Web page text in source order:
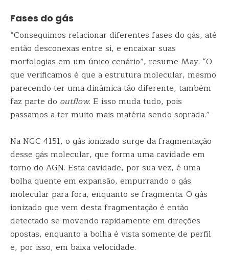
Fases do gás
“Conseguimos relacionar diferentes fases do gás, até
então desconexas entre si, e encaixar suas
morfologias em um único cenário”, resume May. “O
que verificamos é que a estrutura molecular, mesmo
parecendo ter uma dinâmica tão diferente, também
faz parte do outflow. E isso muda tudo, pois
passamos a ter muito mais matéria sendo soprada.”
Na NGC 4151, o gás ionizado surge da fragmentação
desse gás molecular, que forma uma cavidade em
torno do AGN. Esta cavidade, por sua vez, é uma
bolha quente em expansão, empurrando o gás
molecular para fora, enquanto se fragmenta. O gás
ionizado que vem desta fragmentação é então
detectado se movendo rapidamente em direções
opostas, enquanto a bolha é vista somente de perfil
e, por isso, em baixa velocidade.